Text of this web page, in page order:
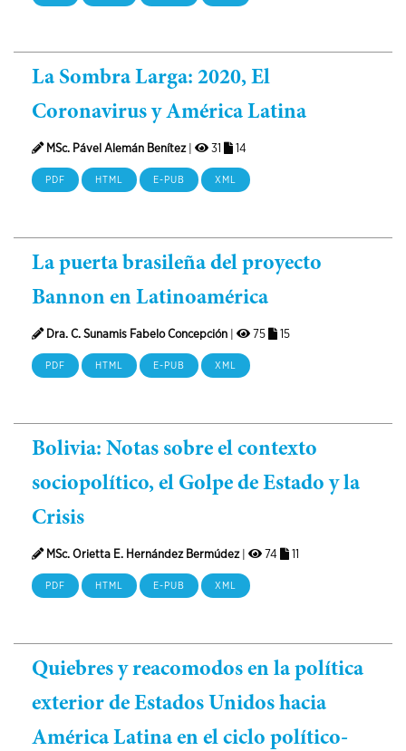
La Sombra Larga: 2020, El
Coronavirus y América Latina
MSc. Pável Alemán Benítez| 31 14
PDF HTML E-PUB XML
La puerta brasileña del proyecto
Bannon en Latinoamérica
Dra. C. Sunamis Fabelo Concepción 75 15
PDF HTML E-PUB XML
Bolivia: Notas sobre el contexto
sociopolítico, el Golpe de Estado y la
Crisis
MSc. Orietta E. Hernández Bermúdez| 74 11
PDF HTML E-PUB XML
Quiebres y reacomodos en la política
exterior de Estados Unidos hacia
América Latina en el ciclo político-